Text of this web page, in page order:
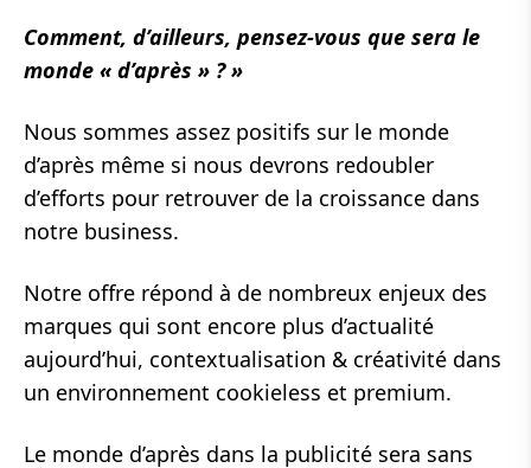
Comment, d’ailleurs, pensez-vous que sera le
monde « d’après » ? »
Nous sommes assez positifs sur le monde
d’après même si nous devrons redoubler
d’efforts pour retrouver de la croissance dans
notre business.
Notre offre répond à de nombreux enjeux des
marques qui sont encore plus d’actualité
aujourd’hui, contextualisation & créativité dans
un environnement cookieless et premium.
Le monde d’après dans la publicité sera sans